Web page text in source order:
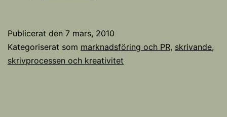
Publicerat den 7 mars, 2010
Kategoriserat som marknadsföring och PR, skrivande,
skrivprocessen och kreativitet